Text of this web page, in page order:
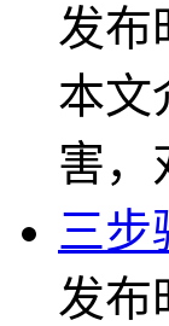
发布
本文
害，
三步
发布